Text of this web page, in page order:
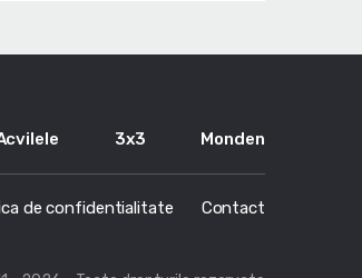
3x3 Monden
de confidentialitate Contact